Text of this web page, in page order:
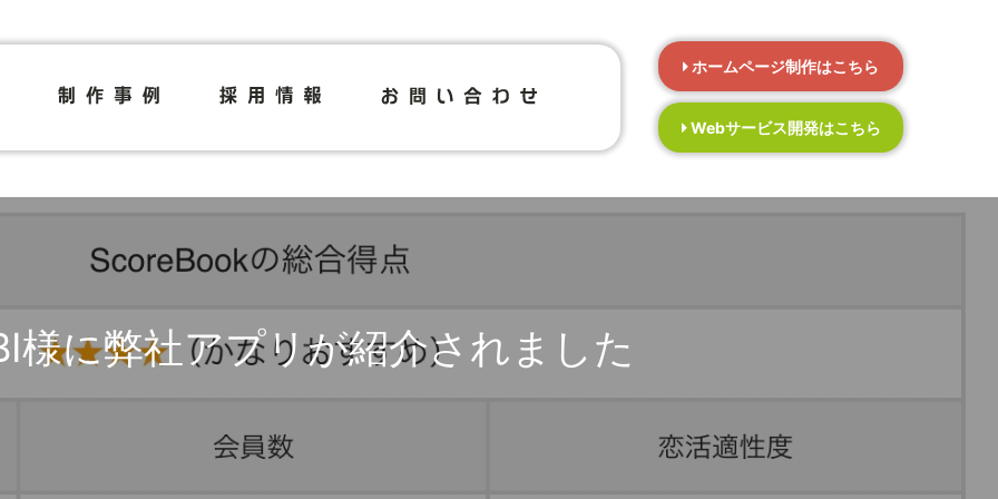
ホームページ制作はこちら
Webサービス開発はこちら
様に弊社アプリが紹介されました